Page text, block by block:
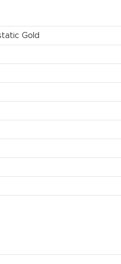
Gold